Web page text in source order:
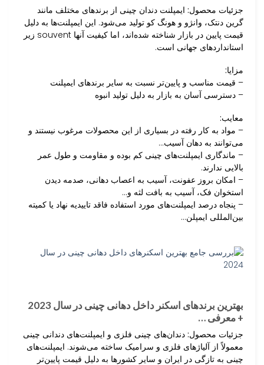
جزئیات محصول: ایمپلنت دندان چینی از برندهای مختلف مانند
گرین دنتک، وانژو و هونگ کو تولید می‌شود. این ایمپلنت‌ها به دلیل
قیمت پایین در بازار شناخته شده‌اند، اما کیفیت آنها souvent زیر
استانداردهای جهانی است.
مزایا:
– قیمت مناسب و پایین‌تر نسبت به سایر برندهای ایمپلنت
– دسترسی آسان به بازار به دلیل تولید انبوه
معایب:
– مواد به کار رفته در بسیاری از این محصولات مرغوب نیستند و
می‌توانند به دهان آسیب…
– ماندگاری ایمپلنت‌های چینی کم بوده و مقاومت و طول عمر
بالایی ندارند.
– امکان بروز عفونت، آسیب به اعصاب دهانی، صدمه دیدن
استخوان فک، آسیب به بافت لثه و…
– پنجاه درصد ایمپلنت‌های مورد استفاده فاقد تاییدیه نهاد یا کمیته
بین‌المللی ایمپلن…
بهترین برندهای اسکنر داخل دهانی چینی در سال 2023
+ معرفی …
جزئیات محصول: دندان‌های چینی فلزی و ایمپلنت‌های دندانی چینی
معمولاً از آلیاژهای فلزی و سرامیک ساخته می‌شوند. ایمپلنت‌های
چینی به تازگی در ایران و سایر کشورها به دلیل قیمت پایین‌تر